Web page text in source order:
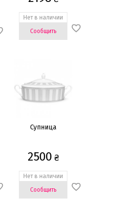
Нет в наличии
Сообщить
Супница
2500 ₴
Нет в наличии
Сообщить